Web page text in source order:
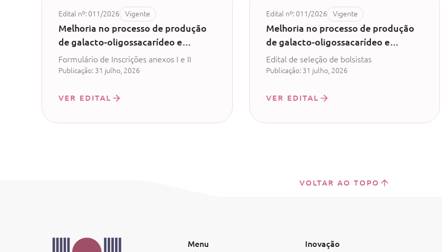
Edital nº: 011/2026 Vigente
Melhoria no processo de produção
de galacto-oligossacarídeo e
produção de probiótico com
permeado de soro de leite - CV
Formulário de Inscrições anexos I e II
Publicação: 31 julho, 2026
VER EDITAL
Edital nº: 011/2026 Vigente
Melhoria no processo de produção
de galacto-oligossacarídeo e
produção de probiótico com
permeado de soro de leite - CV
Edital de seleção de bolsistas
Publicação: 31 julho, 2026
VER EDITAL
VOLTAR AO TOPO
Menu Inovação